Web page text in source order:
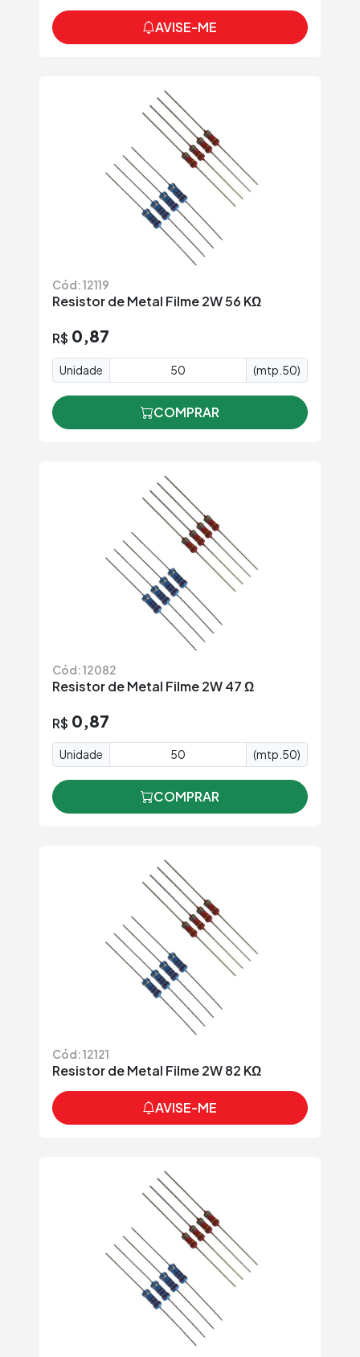
AVISE-ME
Cód: 12119
Resistor de Metal Filme 2W 56 KΩ
R$ 0,87
Unidade (mtp.50)
COMPRAR
Cód: 12082
Resistor de Metal Filme 2W 47 Ω
R$ 0,87
Unidade (mtp.50)
COMPRAR
Cód: 12121
Resistor de Metal Filme 2W 82 KΩ
AVISE-ME